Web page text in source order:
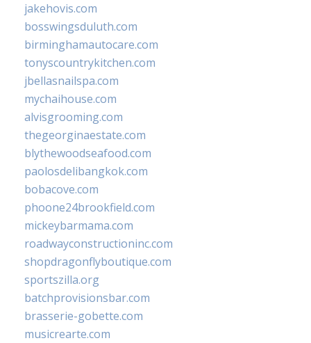
jakehovis.com
bosswingsduluth.com
birminghamautocare.com
tonyscountrykitchen.com
jbellasnailspa.com
mychaihouse.com
alvisgrooming.com
thegeorginaestate.com
blythewoodseafood.com
paolosdelibangkok.com
bobacove.com
phoone24brookfield.com
mickeybarmama.com
roadwayconstructioninc.com
shopdragonflyboutique.com
sportszilla.org
batchprovisionsbar.com
brasserie-gobette.com
musicrearte.com